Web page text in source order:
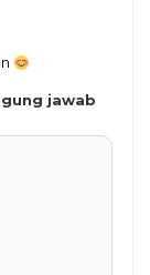
jawab